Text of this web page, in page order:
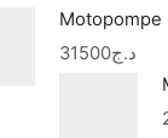
Motopompe
د.ج31500